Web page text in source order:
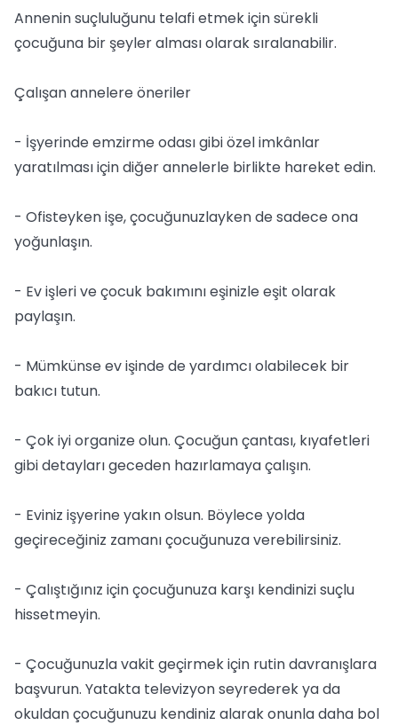
Annenin suçluluğunu telafi etmek için sürekli
çocuğuna bir şeyler alması olarak sıralanabilir.
Çalışan annelere öneriler
- İşyerinde emzirme odası gibi özel imkânlar
yaratılması için diğer annelerle birlikte hareket edin.
- Ofisteyken işe, çocuğunuzlayken de sadece ona
yoğunlaşın.
- Ev işleri ve çocuk bakımını eşinizle eşit olarak
paylaşın.
- Mümkünse ev işinde de yardımcı olabilecek bir
bakıcı tutun.
- Çok iyi organize olun. Çocuğun çantası, kıyafetleri
gibi detayları geceden hazırlamaya çalışın.
- Eviniz işyerine yakın olsun. Böylece yolda
geçireceğiniz zamanı çocuğunuza verebilirsiniz.
- Çalıştığınız için çocuğunuza karşı kendinizi suçlu
hissetmeyin.
- Çocuğunuzla vakit geçirmek için rutin davranışlara
başvurun. Yatakta televizyon seyrederek ya da
okuldan çocuğunuzu kendiniz alarak onunla daha bol